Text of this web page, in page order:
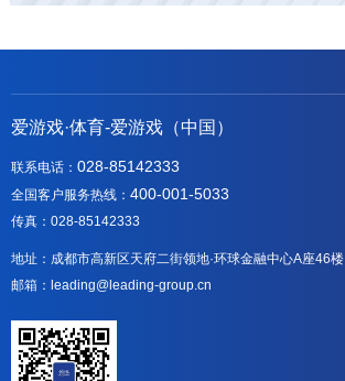
爱游戏·体育-爱游戏（中国）
联系电话： 028-85142333
全国客户服务热线： 400-001-5033
传真：028-85142333
地址：成都市高新区天府二街领地·环球金融中心A座46楼
邮箱：leading@leading-group.cn